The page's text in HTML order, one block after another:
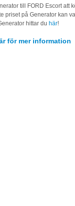
till FORD Escort att
priset på Generator kan
hittar du här!
för mer information